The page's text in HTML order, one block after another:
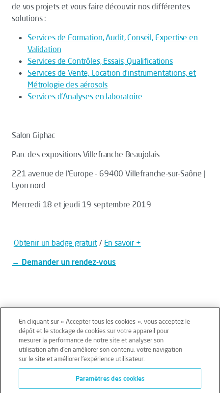
de vos projets et vous faire découvrir nos différentes
solutions :
Services de Formation, Audit, Conseil, Expertise en
Validation
Services de Contrôles, Essais, Qualifications
Services de Vente, Location d’instrumentations, et
Métrologie des aérosols
Services d’Analyses en laboratoire
Salon Giphac
Parc des expositions Villefranche Beaujolais
221 avenue de l'Europe - 69400 Villefranche-sur-Saône |
Lyon nord
Mercredi 18 et jeudi 19 septembre 2019
Obtenir un badge gratuit / En savoir +
→ Demander un rendez-vous
Mentions légales
Conditions générales
Données personnelles
Données personnelles – Volontaires
Cookies
En cliquant sur « Accepter tous les cookies », vous acceptez le
dépôt et le stockage de cookies sur votre appareil pour
mesurer la performance de notre site et analyser son
utilisation afin d’en améliorer son contenu, votre navigation
sur le site et améliorer l’expérience utilisateur.
Paramètres des cookies